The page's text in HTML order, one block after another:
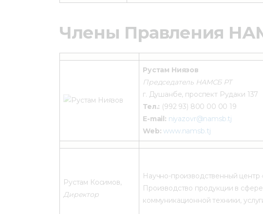
Члены Правления
Рустам Ниязов
Председатель НАМСБ РТ
г. Душанбе, проспект Рудаки 137
Тел.: (992 93) 800 00 00 19
E-mail: niyazovr@namsb.tj
Web: www.namsb.tj
Рустам Косимов,
Директор
Научно-производственный центр
Производство продукции в
коммуникационной техники,